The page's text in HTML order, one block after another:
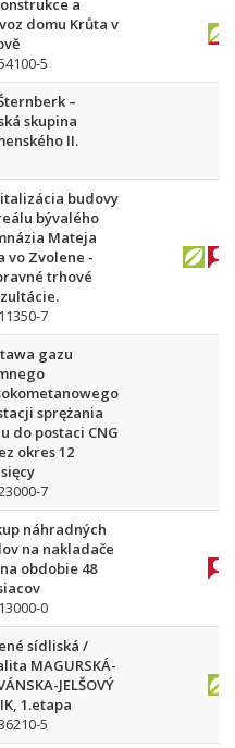
a
domu Krůta v
5
–
skupina
II.
budovy
bývalého
Mateja
vo Zvolene -
trhové
7
gazu
sprężania
do postaci CNG
okres 12
7
náhradných
na nakladače
na obdobie 48
0
sídliská /
MAGURSKÁ-
JELŠOVÝ
1.etapa
5